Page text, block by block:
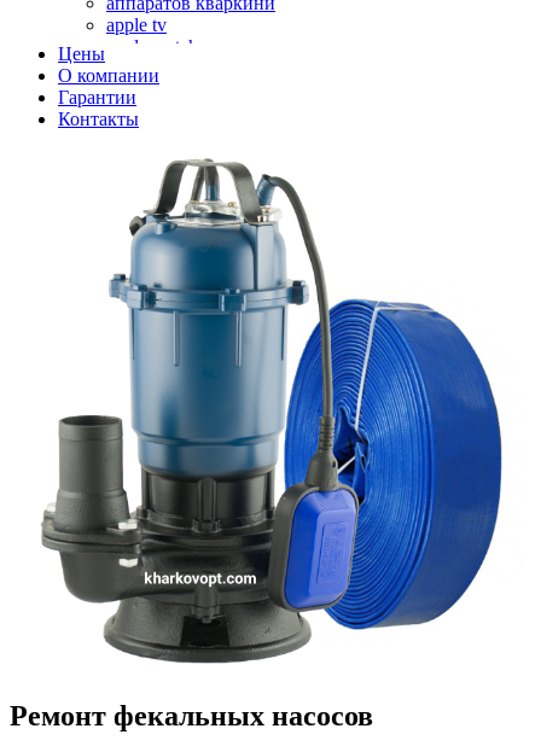
apple tv
apple watch
аромадиффузоров
аромастанций
ароматизаторов воздуха
аудиоплееров
аудиопроцессоров
аудиосистем
аудиоусилителей
авто акустики, автомобильной акустики
авто мониторов
автохолодильников
автокондиционера
автоматики для генераторов
автоматики управления
автоматики вентустановок
автомобильных телевизоров
автомоек
автотрансформаторов
багги
бактерицидной лампы
беговых дорожек
бензобуров
бензогенераторов
бензоножниц
бензопил
бензорезов
бензорезов
беспроводных систем мониторинга
беспроводных систем презентаций
безменов
Цены
О компании
Гарантии
Контакты
Ремонт фекальных насосов